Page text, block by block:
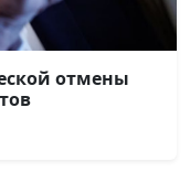
отмены